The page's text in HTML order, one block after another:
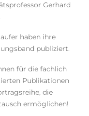
Gerhard
haben ihre
publiziert.
für die fachlich
Publikationen
die
ermöglichen!